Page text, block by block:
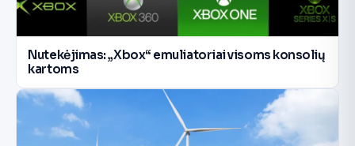
Nutekėjimas: „Xbox“ emuliatoriai visoms konsolių
kartoms